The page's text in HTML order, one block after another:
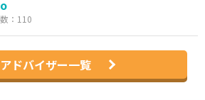
：110
アドバイザー一覧